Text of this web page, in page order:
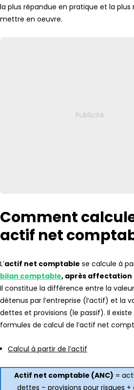
la plus répandue en pratique et la plus
mettre en oeuvre.
Comment
actif net
L’actif net comptable se calcule à
bilan comptable, après affectation
Il constitue la différence entre la
détenus par l’entreprise (l’actif) et la
dettes et provisions (le passif). Il existe
formules de calcul de l’actif net
Calcul à partir de l’actif
Actif net comptable (ANC) =
dettes – provisions pour risques